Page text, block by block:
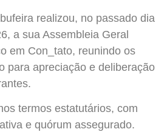
realizou, no passado dia
a sua Assembleia Geral
em Con_tato, reunindo os
para apreciação e deliberação
termos estatutários, com
e quórum assegurado.